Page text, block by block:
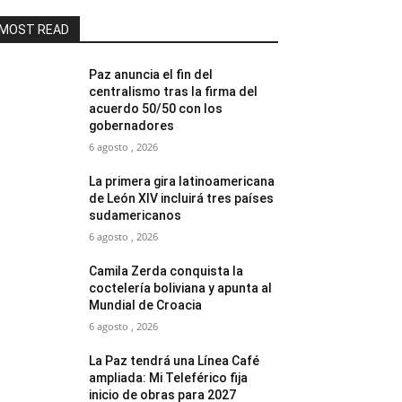
READ
Paz anuncia el fin del
centralismo tras la firma del
acuerdo 50/50 con los
gobernadores
6 agosto , 2026
La primera gira latinoamericana
de León XIV incluirá tres países
sudamericanos
6 agosto , 2026
Camila Zerda conquista la
coctelería boliviana y apunta al
Mundial de Croacia
6 agosto , 2026
La Paz tendrá una Línea Café
ampliada: Mi Teleférico fija
inicio de obras para 2027